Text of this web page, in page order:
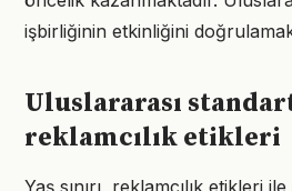
işbirliğinin etkinliğini
Uluslararası
reklamcılık etikleri
Yaş sınırı, reklamcılık etikleri